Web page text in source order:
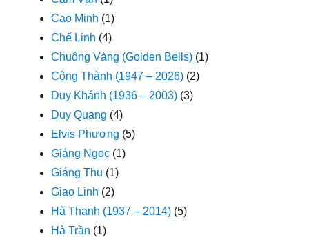
Cao Minh (1)
Chế Linh (4)
Chuông Vàng (Golden Bells) (1)
Công Thành (1947 – 2026) (2)
Duy Khánh (1936 – 2003) (3)
Duy Quang (4)
Elvis Phương (5)
Giáng Ngọc (1)
Giáng Thu (1)
Giao Linh (2)
Hà Thanh (1937 – 2014) (5)
Hà Trần (1)